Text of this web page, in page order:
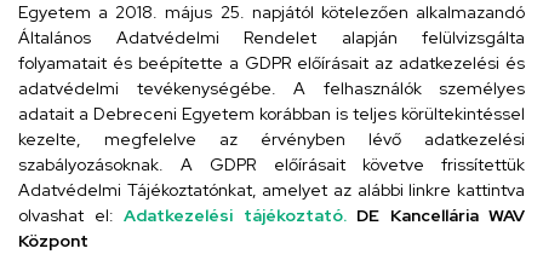
4026 Debrecen, Arany János tér 1.
Szervezeti telefonkönyv
UD telefonkönyv
Egyetem a 2018. május 25. napjától kötelezően alkalmazandó
Általános Adatvédelmi Rendelet alapján felülvizsgálta
folyamatait és beépítette a GDPR előírásait az adatkezelési és
adatvédelmi tevékenységébe. A felhasználók személyes
adatait a Debreceni Egyetem korábban is teljes körültekintéssel
kezelte, megfelelve az érvényben lévő adatkezelési
szabályozásoknak. A GDPR előírásait követve frissítettük
Adatvédelmi Tájékoztatónkat, amelyet az alábbi linkre kattintva
olvashat el: Adatkezelési tájékoztató. DE Kancellária WAV
Központ